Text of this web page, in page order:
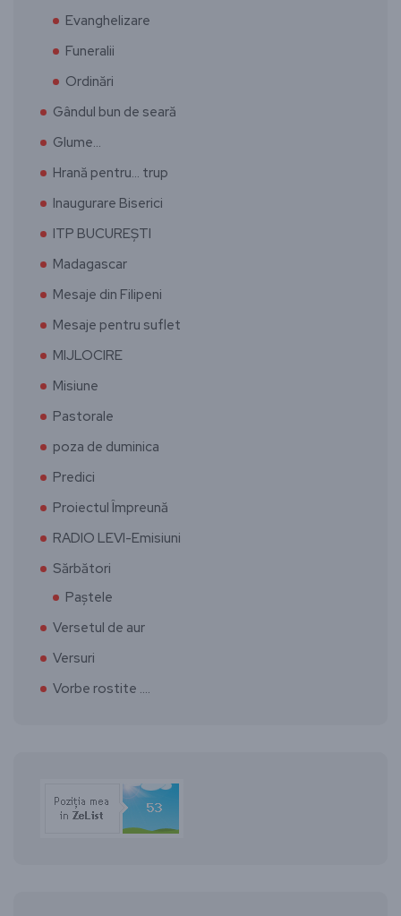
Evanghelizare
Funeralii
Ordinări
Gândul bun de seară
Glume…
Hrană pentru… trup
Inaugurare Biserici
ITP BUCUREȘTI
Madagascar
Mesaje din Filipeni
Mesaje pentru suflet
MIJLOCIRE
Misiune
Pastorale
poza de duminica
Predici
Proiectul Împreună
RADIO LEVI-Emisiuni
Sărbători
Paștele
Versetul de aur
Versuri
Vorbe rostite ….